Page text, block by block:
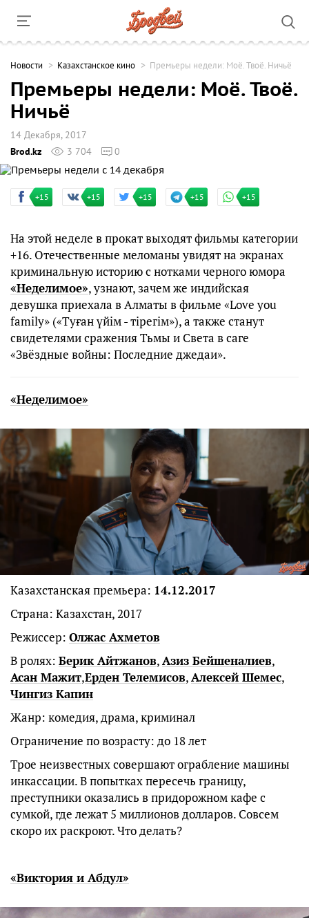
Новости Казахстанское кино Премьеры недели: Моё. Твоё. Ничьё
Премьеры недели: Моё. Твоё.
Ничьё
14 Декабря, 2017
Brod.kz
3 704 0
+15 +15 +15 +15 +15
На этой неделе в прокат выходят фильмы категории
+16. Отечественные меломаны увидят на экранах
криминальную историю с нотками черного юмора
«Неделимое», узнают, зачем же индийская
девушка приехала в Алматы в фильме «Love you
family» («Туған үйім - тірегім»), а также станут
свидетелями сражения Тьмы и Света в саге
«Звёздные войны: Последние джедаи».
«Неделимое»
Казахстанская премьера: 14.12.2017
Страна: Казахстан, 2017
Режиссер: Олжас Ахметов
В ролях: Берик Айтжанов,Азиз Бейшеналиев,
Асан Мажит,Ерден Телемисов,Алексей Шемес,
Чингиз Капин
Жанр: комедия, драма, криминал
Ограничение по возрасту: до 18 лет
Трое неизвестных совершают ограбление машины
инкассации. В попытках пересечь границу,
преступники оказались в придорожном кафе с
сумкой, где лежат 5 миллионов долларов. Совсем
скоро их раскроют. Что делать?
«Виктория и Абдул»